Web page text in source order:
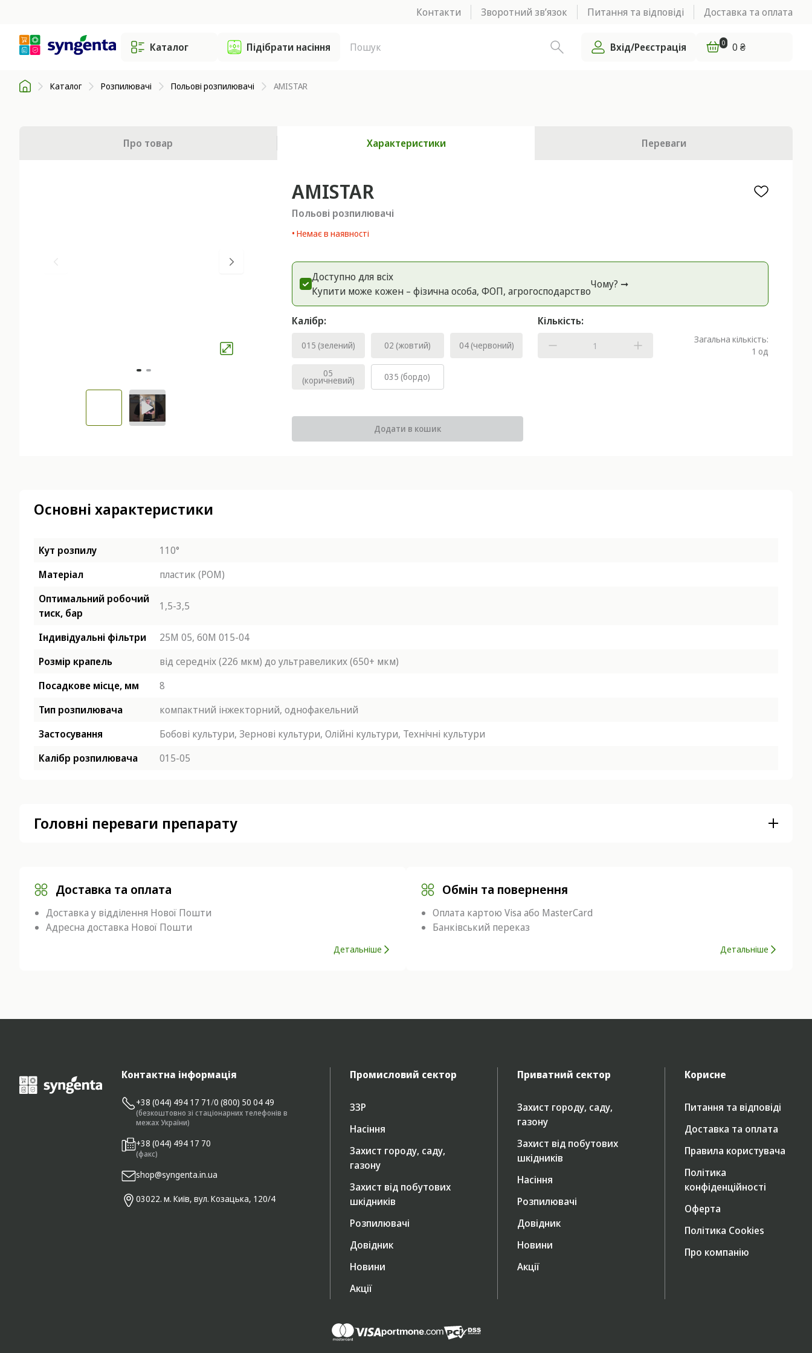
Контакти Зворотний зв’язок Питання та відповіді Доставка та оплата
Каталог Підібрати насіння Вхід/Реєстрація 0 0 ₴
Каталог Розпилювачі Польові розпилювачі AMISTAR
Про товар Характеристики Переваги
AMISTAR
Польові розпилювачі
• Немає в наявності
Доступно для всіх
Купити може кожен – фізична особа, ФОП, агрогоспoдарство
Чому? ➞
Калібр:
015 (зелений) 02 (жовтий) 04 (червоний)
05
(коричневий) 035 (бордо)
Кількість:
Загальна кількість:
1 од
Додати в кошик
Основні характеристики
Кут розпилу
110°
Матеріал
пластик (POM)
Оптимальний робочий
тиск, бар
1,5-3,5
Індивідуальні фільтри 25М 05, 60М 015-04
Розмір крапель
від середніх (226 мкм) до ультравеликих (650+ мкм)
Посадкове місце, мм
8
Тип розпилювача
компактний інжекторний, однофакельний
Застосування
Бобові культури, Зернові культури, Олійні культури, Технічні культури
Калібр розпилювача
015-05
Головні переваги препарату
Доставка та оплата
Доставка у відділення Нової Пошти
Адресна доставка Нової Пошти
Детальніше
Обмін та повернення
Оплата картою Visa або MasterCard
Банківський переказ
Детальніше
Контактна інформація
+38 (044) 494 17 71/0 (800) 50 04 49
(безкоштовно зі стаціонарних телефонів в
межах України)
+38 (044) 494 17 70
(факс)
shop@syngenta.in.ua
03022. м. Київ, вул. Козацька, 120/4
Промисловий сектор
ЗЗР
Насіння
Захист городу, саду,
газону
Захист від побутових
шкідників
Розпилювачі
Довідник
Новини
Акції
Приватний сектор
Захист городу, саду,
газону
Захист від побутових
шкідників
Насіння
Розпилювачі
Довідник
Новини
Акції
Корисне
Питання та відповіді
Доставка та оплата
Правила користувача
Політика
конфіденційності
Оферта
Політика Cookies
Про компанію